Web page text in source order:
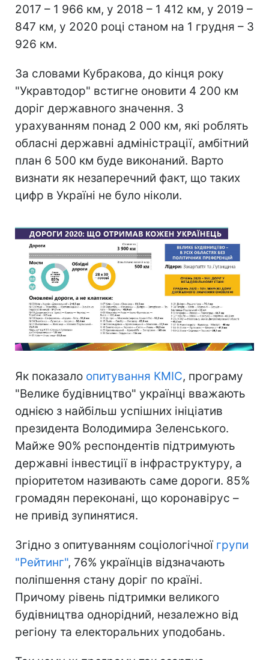
2017 – 1 966 км, у 2018 – 1 412 км, у 2019 –
847 км, у 2020 році станом на 1 грудня – 3
926 км.
За словами Кубракова, до кінця року
"Укравтодор" встигне оновити 4 200 км
доріг державного значення. З
урахуванням понад 2 000 км, які роблять
обласні державні адміністрації, амбітний
план 6 500 км буде виконаний. Варто
визнати як незаперечний факт, що таких
цифр в Україні не було ніколи.
Як показало опитування КМІС, програму
"Велике будівництво" українці вважають
однією з найбільш успішних ініціатив
президента Володимира Зеленського.
Майже 90% респондентів підтримують
державні інвестиції в інфраструктуру, а
пріоритетом називають саме дороги. 85%
громадян переконані, що коронавірус –
не привід зупинятися.
Згідно з опитуванням соціологічної групи
"Рейтинг", 76% українців відзначають
поліпшення стану доріг по країні.
Причому рівень підтримки великого
будівництва однорідний, незалежно від
регіону та електоральних уподобань.